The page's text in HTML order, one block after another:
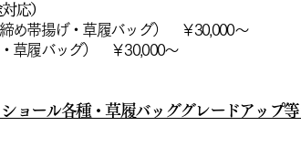
応）
め帯揚げ・草履バッグ） ￥30,000～
草履バッグ） ￥30,000～
す
ョール各種・草履バッググレードアップ